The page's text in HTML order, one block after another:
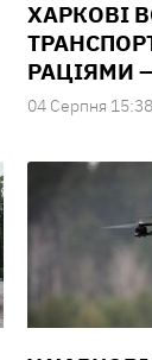
ХАРКОВІ
РАЦІЯМИ
04 Серпня 15:38